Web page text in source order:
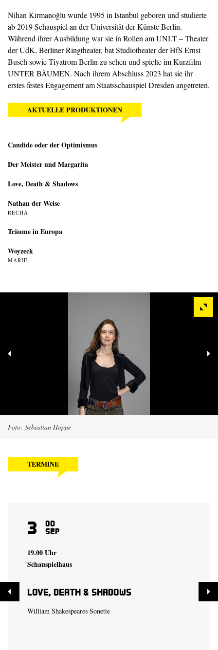
Nihan Kirmanoğlu wurde 1995 in Istanbul geboren und studierte
ab 2019 Schauspiel an der Universität der Künste Berlin.
Während ihrer Ausbildung war sie in Rollen am UNI.T – Theater
der UdK, Berliner Ringtheater, bat Studiotheater der HfS Ernst
Busch sowie Tiyatrom Berlin zu sehen und spielte im Kurzfilm
UNTER BÄUMEN. Nach ihrem Abschluss 2023 hat sie ihr
erstes festes Engagement am Staatsschauspiel Dresden angetreten.
AKTUELLE PRODUKTIONEN
Candide oder der Optimismus
Der Meister und Margarita
Love, Death & Shadows
Nathan der Weise
RECHA
Träume in Europa
Woyzeck
MARIE
Foto: Sebastian Hoppe
TERMINE
3 Do
Sep
19.00 Uhr
Schauspielhaus
Love, Death & Shadows
William Shakespeares Sonette